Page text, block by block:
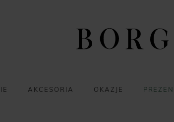
AKCESORIA OKAZJE